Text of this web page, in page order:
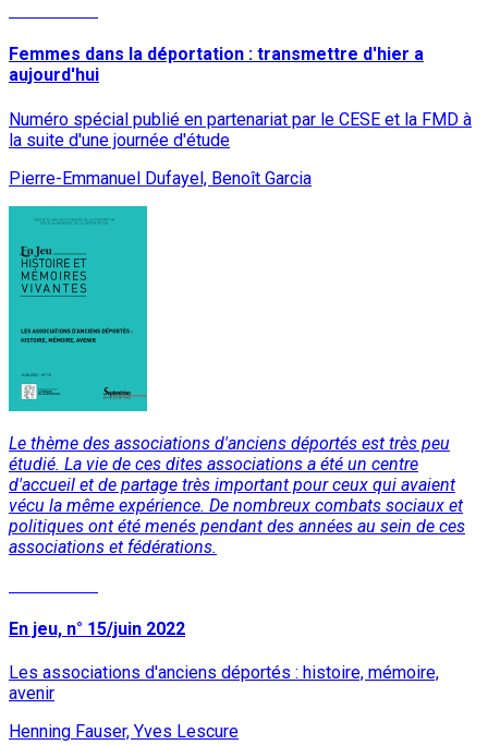
Femmes dans la déportation : transmettre d'hier a
aujourd'hui
Numéro spécial publié en partenariat par le CESE et la FMD à
la suite d'une journée d'étude
Pierre-Emmanuel Dufayel, Benoît Garcia
Le thème des associations d'anciens déportés est très peu
étudié. La vie de ces dites associations a été un centre
d'accueil et de partage très important pour ceux qui avaient
vécu la même expérience. De nombreux combats sociaux et
politiques ont été menés pendant des années au sein de ces
associations et fédérations.
En jeu, n° 15/juin 2022
Les associations d'anciens déportés : histoire, mémoire,
avenir
Henning Fauser, Yves Lescure